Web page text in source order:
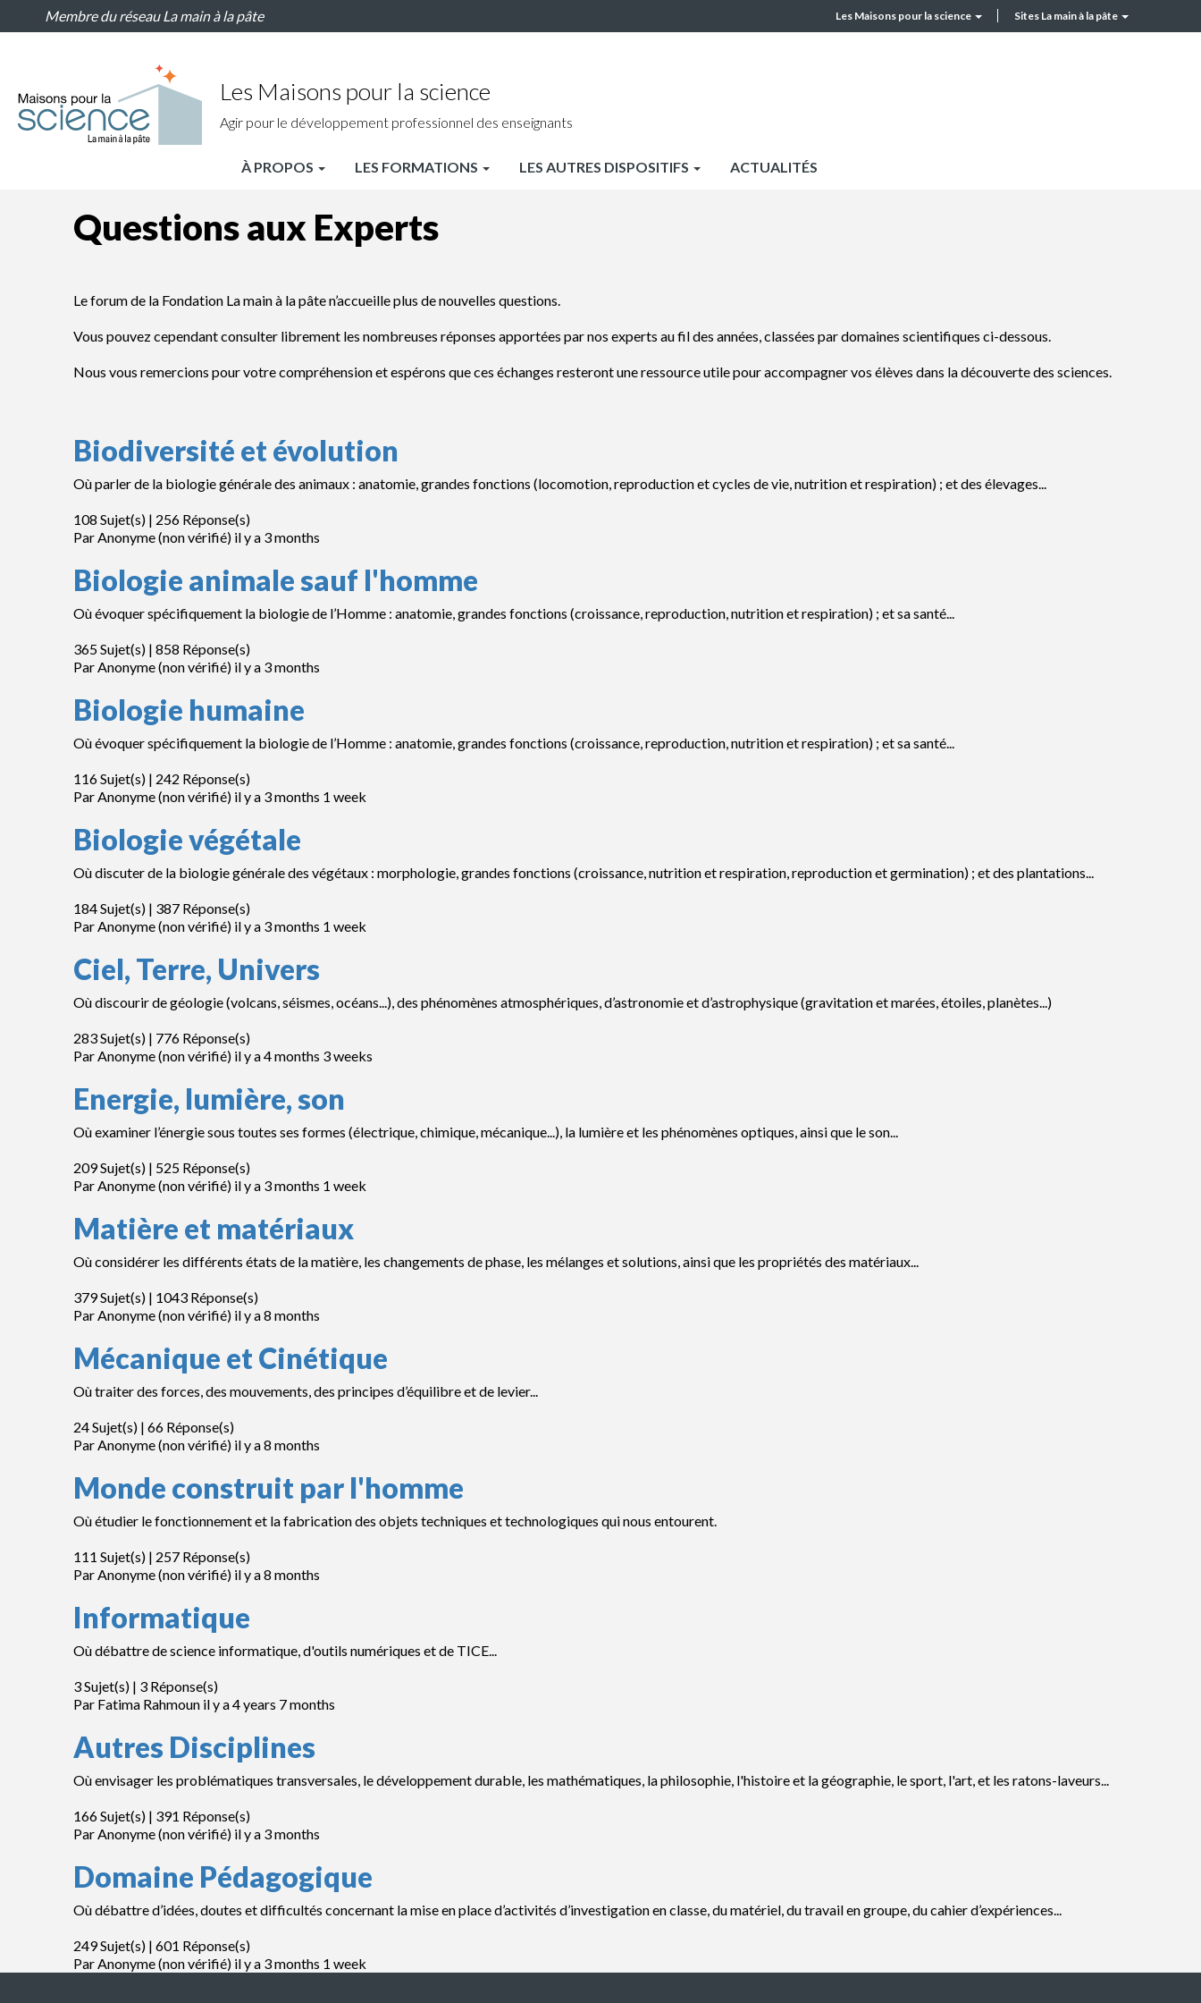
QuestionsMembre du réseau La main à la pâte
MPLS
Les Maisons pour la science Sites La main à la pâte
Les Maisons pour la science
Agir pour le développement professionnel des enseignants
Nav
principale
À PROPOS LES FORMATIONS LES AUTRES DISPOSITIFS ACTUALITÉS
Questions aux Experts
Le forum de la Fondation La main à la pâte n’accueille plus de nouvelles questions.
Vous pouvez cependant consulter librement les nombreuses réponses apportées par nos experts au fil des années, classées par domaines scientifiques ci-dessous.
Nous vous remercions pour votre compréhension et espérons que ces échanges resteront une ressource utile pour accompagner vos élèves dans la découverte des sciences.
Biodiversité et évolution
Où parler de la biologie générale des animaux : anatomie, grandes fonctions (locomotion, reproduction et cycles de vie, nutrition et respiration) ; et des élevages...
108 Sujet(s) | 256 Réponse(s)
ParAnonyme (non vérifié) il y a 3 months
Biologie animale sauf l'homme
Où évoquer spécifiquement la biologie de l’Homme : anatomie, grandes fonctions (croissance, reproduction, nutrition et respiration) ; et sa santé...
365 Sujet(s) | 858 Réponse(s)
ParAnonyme (non vérifié) il y a 3 months
Biologie humaine
Où évoquer spécifiquement la biologie de l’Homme : anatomie, grandes fonctions (croissance, reproduction, nutrition et respiration) ; et sa santé...
116 Sujet(s) | 242 Réponse(s)
ParAnonyme (non vérifié) il y a 3 months 1 week
Biologie végétale
Où discuter de la biologie générale des végétaux : morphologie, grandes fonctions (croissance, nutrition et respiration, reproduction et germination) ; et des plantations...
184 Sujet(s) | 387 Réponse(s)
ParAnonyme (non vérifié) il y a 3 months 1 week
Ciel, Terre, Univers
Où discourir de géologie (volcans, séismes, océans...), des phénomènes atmosphériques, d’astronomie et d’astrophysique (gravitation et marées, étoiles, planètes...)
283 Sujet(s) | 776 Réponse(s)
ParAnonyme (non vérifié) il y a 4 months 3 weeks
Energie, lumière, son
Où examiner l’énergie sous toutes ses formes (électrique, chimique, mécanique...), la lumière et les phénomènes optiques, ainsi que le son...
209 Sujet(s) | 525 Réponse(s)
ParAnonyme (non vérifié) il y a 3 months 1 week
Matière et matériaux
Où considérer les différents états de la matière, les changements de phase, les mélanges et solutions, ainsi que les propriétés des matériaux...
379 Sujet(s) | 1043 Réponse(s)
ParAnonyme (non vérifié) il y a 8 months
Mécanique et Cinétique
Où traiter des forces, des mouvements, des principes d’équilibre et de levier...
24 Sujet(s) | 66 Réponse(s)
ParAnonyme (non vérifié) il y a 8 months
Monde construit par l'homme
Où étudier le fonctionnement et la fabrication des objets techniques et technologiques qui nous entourent.
111 Sujet(s) | 257 Réponse(s)
ParAnonyme (non vérifié) il y a 8 months
Informatique
Où débattre de science informatique, d'outils numériques et de TICE...
3 Sujet(s) | 3 Réponse(s)
Par Fatima Rahmoun il y a 4 years 7 months
Autres Disciplines
Où envisager les problématiques transversales, le développement durable, les mathématiques, la philosophie, l'histoire et la géographie, le sport, l'art, et les ratons-laveurs...
166 Sujet(s) | 391 Réponse(s)
ParAnonyme (non vérifié) il y a 3 months
Domaine Pédagogique
Où débattre d’idées, doutes et difficultés concernant la mise en place d’activités d’investigation en classe, du matériel, du travail en groupe, du cahier d’expériences...
249 Sujet(s) | 601 Réponse(s)
ParAnonyme (non vérifié) il y a 3 months 1 week